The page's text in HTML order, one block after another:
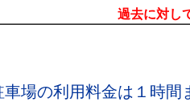
過去に対し
車場の利用料金は１時間